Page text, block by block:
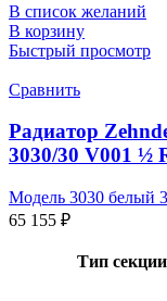
В список желаний
В корзину
Быстрый просмотр
Сравнить
Радиатор
3030/30 V001 ½
Модель 3030 белый
65 155 ₽
Тип секции